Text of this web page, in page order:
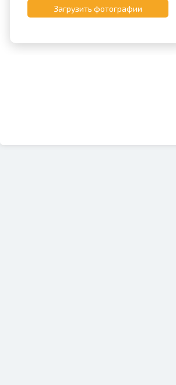
Загрузить фотографии